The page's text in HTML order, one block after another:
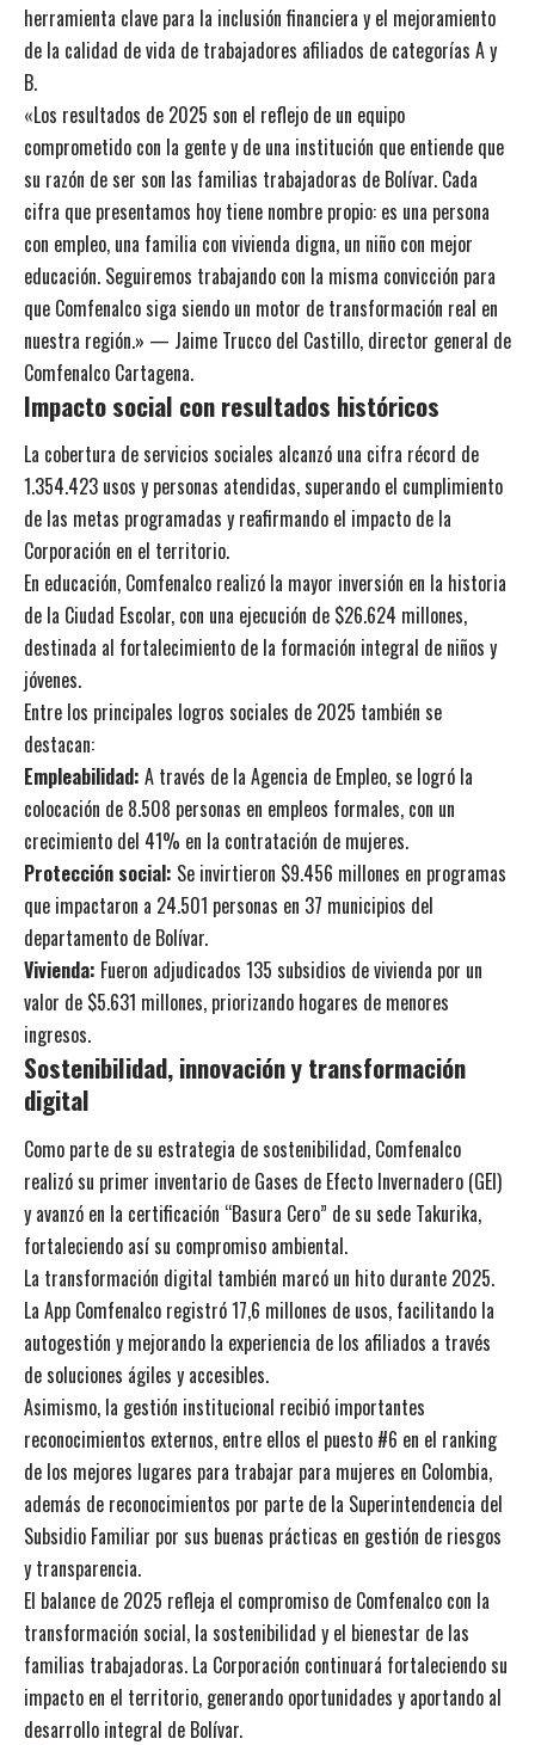
herramienta clave para la inclusión financiera y el mejoramiento
de la calidad de vida de trabajadores afiliados de categorías A y
B.
«Los resultados de 2025 son el reflejo de un equipo
comprometido con la gente y de una institución que entiende que
su razón de ser son las familias trabajadoras de Bolívar. Cada
cifra que presentamos hoy tiene nombre propio: es una persona
con empleo, una familia con vivienda digna, un niño con mejor
educación. Seguiremos trabajando con la misma convicción para
que Comfenalco siga siendo un motor de transformación real en
nuestra región.» — Jaime Trucco del Castillo, director general de
Comfenalco Cartagena.
Impacto social con resultados históricos
La cobertura de servicios sociales alcanzó una cifra récord de
1.354.423 usos y personas atendidas, superando el cumplimiento
de las metas programadas y reafirmando el impacto de la
Corporación en el territorio.
En educación, Comfenalco realizó la mayor inversión en la historia
de la Ciudad Escolar, con una ejecución de $26.624 millones,
destinada al fortalecimiento de la formación integral de niños y
jóvenes.
Entre los principales logros sociales de 2025 también se
destacan:
Empleabilidad: A través de la Agencia de Empleo, se logró la
colocación de 8.508 personas en empleos formales, con un
crecimiento del 41% en la contratación de mujeres.
Protección social: Se invirtieron $9.456 millones en programas
que impactaron a 24.501 personas en 37 municipios del
departamento de Bolívar.
Vivienda: Fueron adjudicados 135 subsidios de vivienda por un
valor de $5.631 millones, priorizando hogares de menores
ingresos.
Sostenibilidad, innovación y transformación
digital
Como parte de su estrategia de sostenibilidad, Comfenalco
realizó su primer inventario de Gases de Efecto Invernadero (GEI)
y avanzó en la certificación “Basura Cero” de su sede Takurika,
fortaleciendo así su compromiso ambiental.
La transformación digital también marcó un hito durante 2025.
La App Comfenalco registró 17,6 millones de usos, facilitando la
autogestión y mejorando la experiencia de los afiliados a través
de soluciones ágiles y accesibles.
Asimismo, la gestión institucional recibió importantes
reconocimientos externos, entre ellos el puesto #6 en el ranking
de los mejores lugares para trabajar para mujeres en Colombia,
además de reconocimientos por parte de la Superintendencia del
Subsidio Familiar por sus buenas prácticas en gestión de riesgos
y transparencia.
El balance de 2025 refleja el compromiso de Comfenalco con la
transformación social, la sostenibilidad y el bienestar de las
familias trabajadoras. La Corporación continuará fortaleciendo su
impacto en el territorio, generando oportunidades y aportando al
desarrollo integral de Bolívar.